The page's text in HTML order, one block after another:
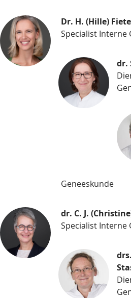
Dr. H. (Hille)
Specialist Interne
dr.
Geneeskunde
dr. C. J.
Specialist Interne